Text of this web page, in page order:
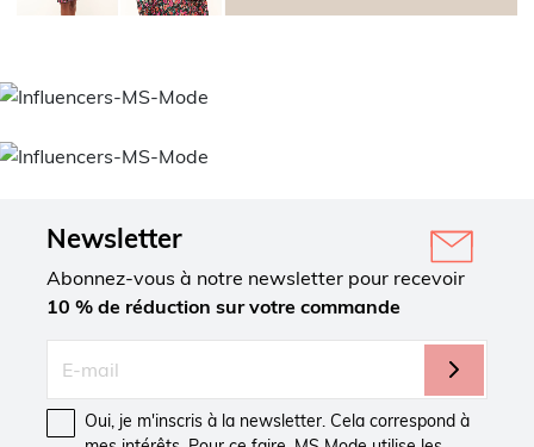
Newsletter
Abonnez-vous à notre newsletter pour recevoir
10 % de réduction sur votre commande
Oui, je m'inscris à la newsletter. Cela correspond à